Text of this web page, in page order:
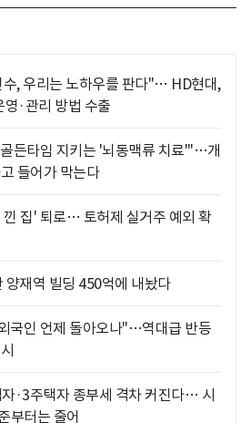
수, 우리는 노하우를 판다"… HD현대,
·관리 방법 수출
든타임 지키는 '뇌동맥류 치료'"…개
들어가 막는다
낀 집' 퇴로… 토허제 실거주 예외 확
양재역 빌딩 450억에 내놨다
국인 언제 돌아오나"…역대급 반등
·3주택자 종부세 격차 커진다… 시
부터는 줄어